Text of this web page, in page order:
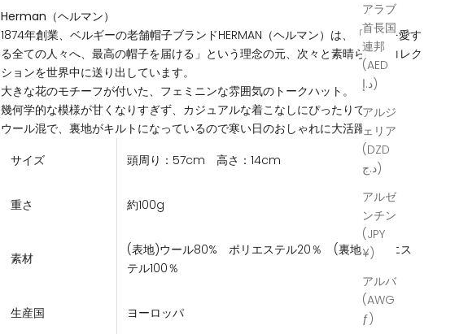
アラブ
首長国
連邦
(AED
د.إ)
アルジ
ェリア
(DZD
د.ج)
アルゼ
ンチン
(JPY
¥)
アルバ
(AWG
ƒ)
Herman（ヘルマン）
1874年創業、ベルギーの老舗帽子ブランドHERMAN（ヘルマン）は、「帽子を愛す
る全ての人々へ、最高の帽子を届ける」という理念の元、次々と素晴らしいコレク
ションを世界中に送り出しています。
大きな花のモチーフが付いた、フェミニンな雰囲気のトークハット。
幾何学的な模様が甘くなりすぎず、カジュアルな着こなしにぴったりです。
ウール混で、裏地がキルトになっているので寒い日のおしゃれに大活躍。
サイズ
頭周り：57cm 高さ：14cm
重さ 約100g
素材
(表地)ウール80% ポリエステル20％ (裏地)ポリエス
テル100％
生産国 ヨーロッパ